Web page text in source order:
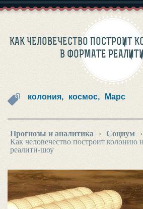
КАК ЧЕЛОВЕЧЕСТВО ПОСТРОИТ
В ФОРМАТЕ
колония, космос, Марс
Прогнозы и аналитика › Социум
›
Как человечество построит колонию
реалити-шоу